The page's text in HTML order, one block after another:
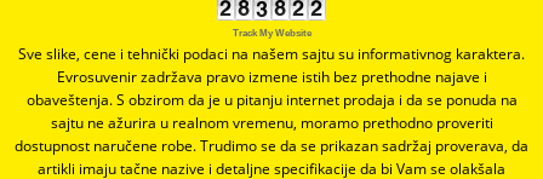
Track My Website
Sve slike, cene i tehnički podaci na našem sajtu su informativnog karaktera.
Evrosuvenir zadržava pravo izmene istih bez prethodne najave i
obaveštenja. S obzirom da je u pitanju internet prodaja i da se ponuda na
sajtu ne ažurira u realnom vremenu, moramo prethodno proveriti
dostupnost naručene robe. Trudimo se da se prikazan sadržaj proverava, da
artikli imaju tačne nazive i detaljne specifikacije da bi Vam se olakšala